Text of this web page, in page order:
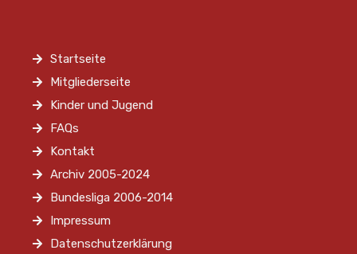
Startseite
Mitgliederseite
Kinder und Jugend
FAQs
Kontakt
Archiv 2005-2024
Bundesliga 2006-2014
Impressum
Datenschutzerklärung